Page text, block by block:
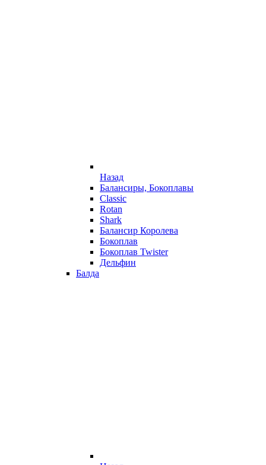
Назад
Балансиры, Бокоплавы
Classic
Rotan
Shark
Балансир Королева
Бокоплав
Бокоплав Twister
Дельфин
Балда